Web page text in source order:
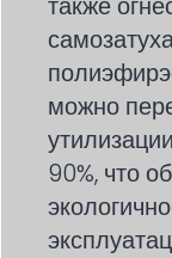
можно
90%, что